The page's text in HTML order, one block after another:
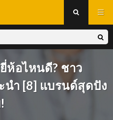
ห้อไหนดี? ชาว
นำ [8] แบรนด์สุดปัง